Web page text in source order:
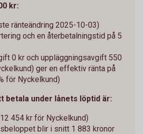
kr:
ränteändring 2025-10-03)
och en återbetalningstid på 5
0 kr och uppläggningsavgift 550
ger en effektiv ränta på
för Nyckelkund)
betala under lånets löptid är:
454 kr för Nyckelkund)
blir i snitt 1 883 kronor